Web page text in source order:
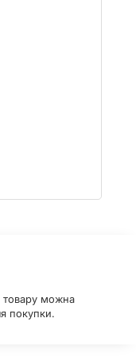
товару можна
покупки.